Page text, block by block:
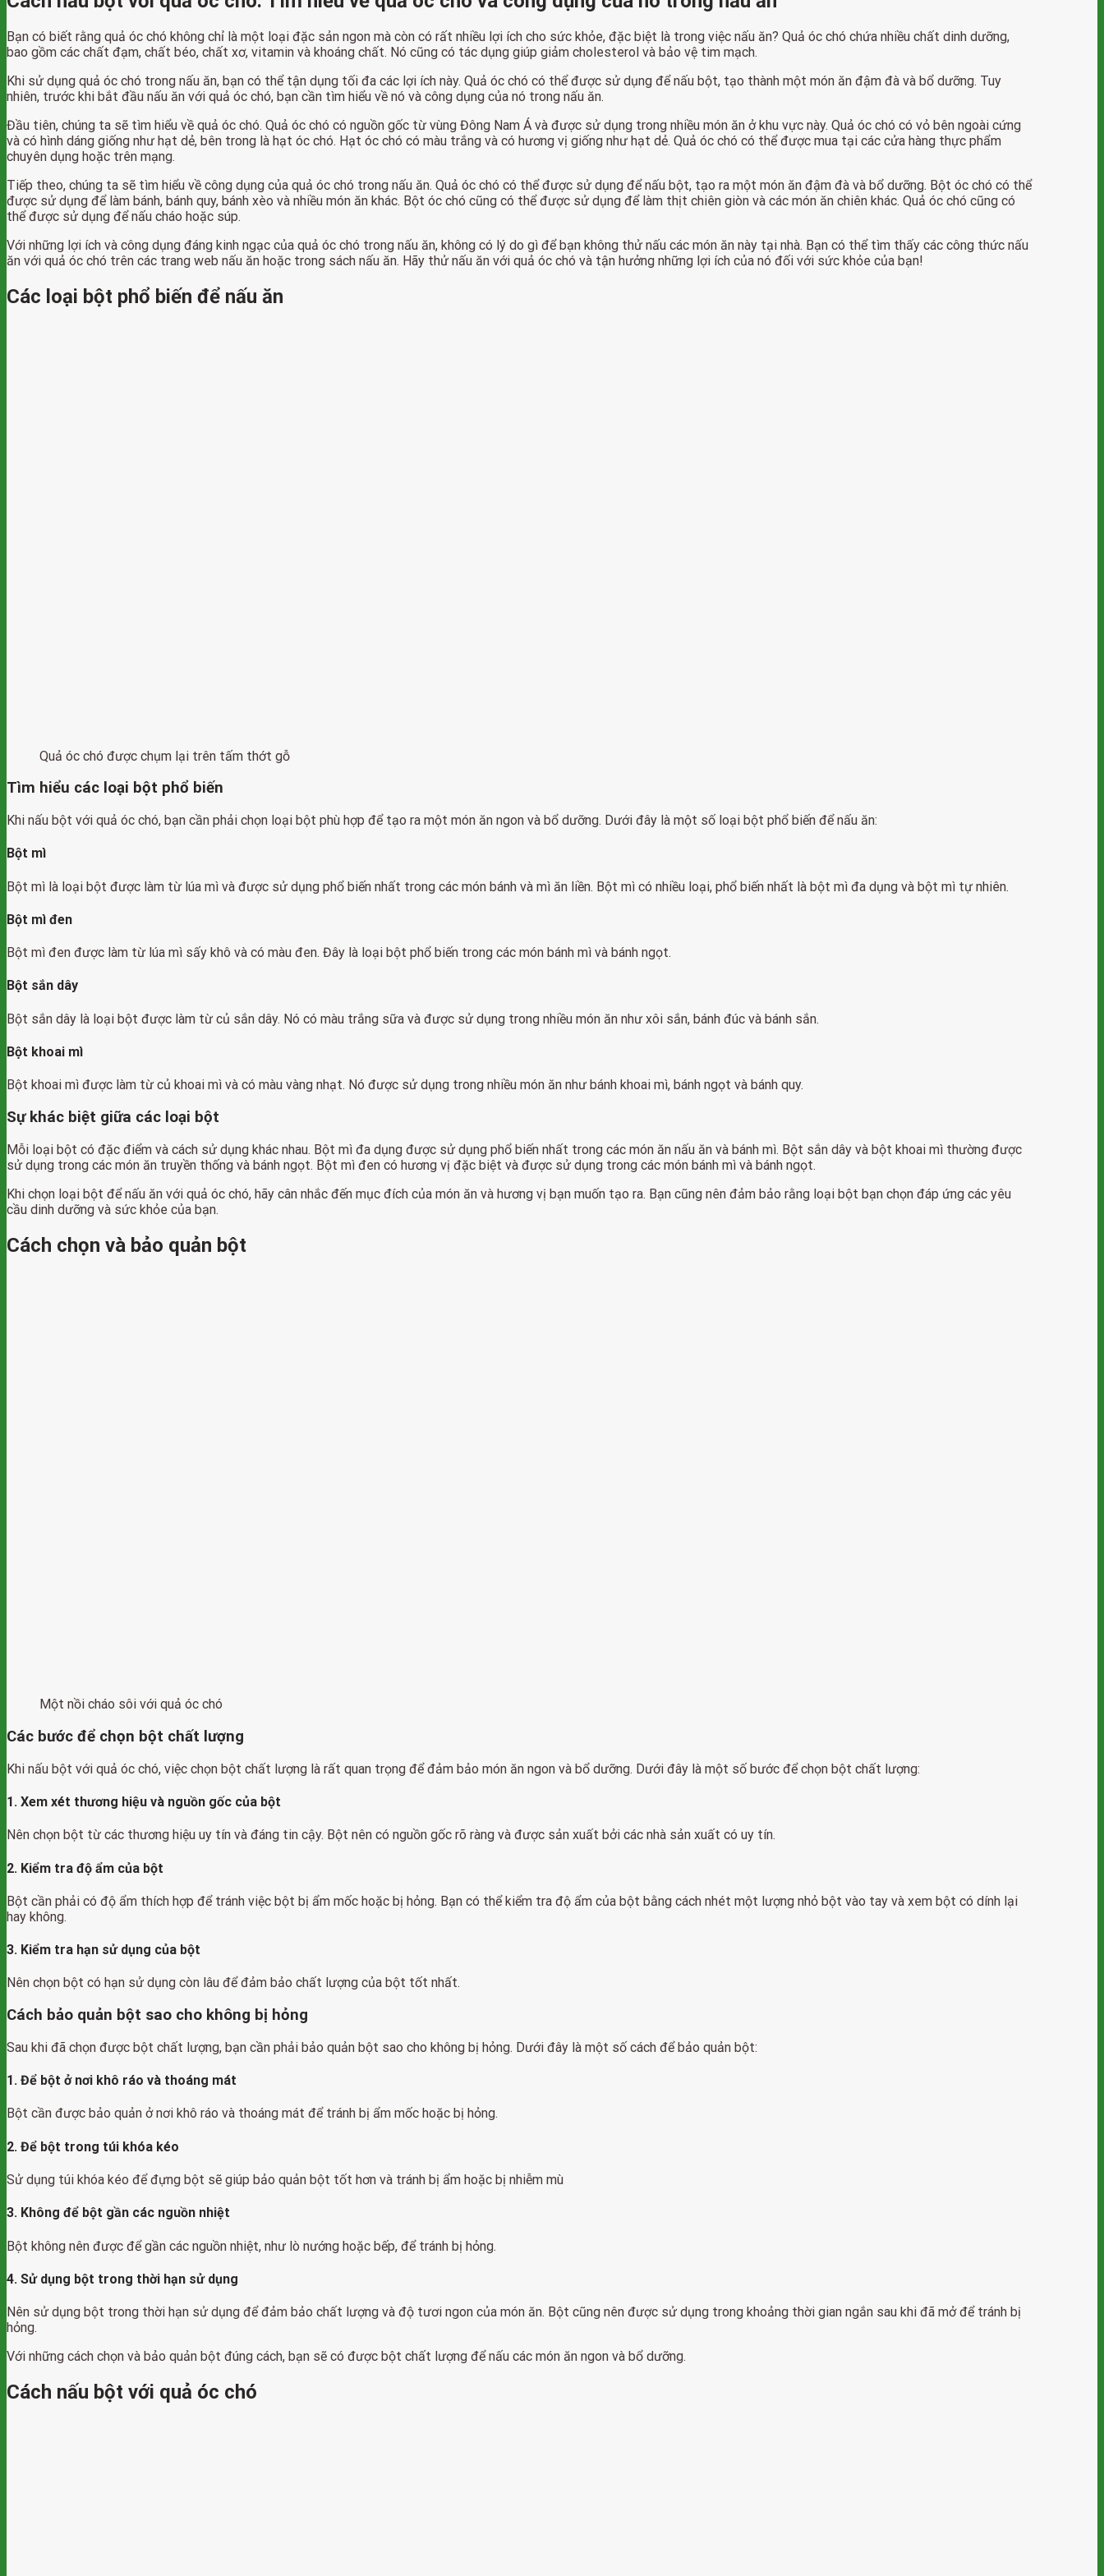
Bạn có biết rằng quả óc chó không chỉ là một loại đặc sản ngon mà còn có rất nhiều lợi ích cho sức khỏe, đặc biệt là trong việc nấu ăn? Quả óc chó chứa nhiều chất dinh dưỡng,
bao gồm các chất đạm, chất béo, chất xơ, vitamin và khoáng chất. Nó cũng có tác dụng giúp giảm cholesterol và bảo vệ tim mạch.
Khi sử dụng quả óc chó trong nấu ăn, bạn có thể tận dụng tối đa các lợi ích này. Quả óc chó có thể được sử dụng để nấu bột, tạo thành một món ăn đậm đà và bổ dưỡng. Tuy
nhiên, trước khi bắt đầu nấu ăn với quả óc chó, bạn cần tìm hiểu về nó và công dụng của nó trong nấu ăn.
Đầu tiên, chúng ta sẽ tìm hiểu về quả óc chó. Quả óc chó có nguồn gốc từ vùng Đông Nam Á và được sử dụng trong nhiều món ăn ở khu vực này. Quả óc chó có vỏ bên ngoài cứng
và có hình dáng giống như hạt dẻ, bên trong là hạt óc chó. Hạt óc chó có màu trắng và có hương vị giống như hạt dẻ. Quả óc chó có thể được mua tại các cửa hàng thực phẩm
chuyên dụng hoặc trên mạng.
Tiếp theo, chúng ta sẽ tìm hiểu về công dụng của quả óc chó trong nấu ăn. Quả óc chó có thể được sử dụng để nấu bột, tạo ra một món ăn đậm đà và bổ dưỡng. Bột óc chó có thể
được sử dụng để làm bánh, bánh quy, bánh xèo và nhiều món ăn khác. Bột óc chó cũng có thể được sử dụng để làm thịt chiên giòn và các món ăn chiên khác. Quả óc chó cũng có
thể được sử dụng để nấu cháo hoặc súp.
Với những lợi ích và công dụng đáng kinh ngạc của quả óc chó trong nấu ăn, không có lý do gì để bạn không thử nấu các món ăn này tại nhà. Bạn có thể tìm thấy các công thức nấu
ăn với quả óc chó trên các trang web nấu ăn hoặc trong sách nấu ăn. Hãy thử nấu ăn với quả óc chó và tận hưởng những lợi ích của nó đối với sức khỏe của bạn!
Các loại bột phổ biến để nấu ăn
Quả óc chó được chụm lại trên tấm thớt gỗ
Tìm hiểu các loại bột phổ biến
Khi nấu bột với quả óc chó, bạn cần phải chọn loại bột phù hợp để tạo ra một món ăn ngon và bổ dưỡng. Dưới đây là một số loại bột phổ biến để nấu ăn:
Bột mì
Bột mì là loại bột được làm từ lúa mì và được sử dụng phổ biến nhất trong các món bánh và mì ăn liền. Bột mì có nhiều loại, phổ biến nhất là bột mì đa dụng và bột mì tự nhiên.
Bột mì đen
Bột mì đen được làm từ lúa mì sấy khô và có màu đen. Đây là loại bột phổ biến trong các món bánh mì và bánh ngọt.
Bột sắn dây
Bột sắn dây là loại bột được làm từ củ sắn dây. Nó có màu trắng sữa và được sử dụng trong nhiều món ăn như xôi sắn, bánh đúc và bánh sắn.
Bột khoai mì
Bột khoai mì được làm từ củ khoai mì và có màu vàng nhạt. Nó được sử dụng trong nhiều món ăn như bánh khoai mì, bánh ngọt và bánh quy.
Sự khác biệt giữa các loại bột
Mỗi loại bột có đặc điểm và cách sử dụng khác nhau. Bột mì đa dụng được sử dụng phổ biến nhất trong các món ăn nấu ăn và bánh mì. Bột sắn dây và bột khoai mì thường được
sử dụng trong các món ăn truyền thống và bánh ngọt. Bột mì đen có hương vị đặc biệt và được sử dụng trong các món bánh mì và bánh ngọt.
Khi chọn loại bột để nấu ăn với quả óc chó, hãy cân nhắc đến mục đích của món ăn và hương vị bạn muốn tạo ra. Bạn cũng nên đảm bảo rằng loại bột bạn chọn đáp ứng các yêu
cầu dinh dưỡng và sức khỏe của bạn.
Cách chọn và bảo quản bột
Một nồi cháo sôi với quả óc chó
Các bước để chọn bột chất lượng
Khi nấu bột với quả óc chó, việc chọn bột chất lượng là rất quan trọng để đảm bảo món ăn ngon và bổ dưỡng. Dưới đây là một số bước để chọn bột chất lượng:
1. Xem xét thương hiệu và nguồn gốc của bột
Nên chọn bột từ các thương hiệu uy tín và đáng tin cậy. Bột nên có nguồn gốc rõ ràng và được sản xuất bởi các nhà sản xuất có uy tín.
2. Kiểm tra độ ẩm của bột
Bột cần phải có độ ẩm thích hợp để tránh việc bột bị ẩm mốc hoặc bị hỏng. Bạn có thể kiểm tra độ ẩm của bột bằng cách nhét một lượng nhỏ bột vào tay và xem bột có dính lại
hay không.
3. Kiểm tra hạn sử dụng của bột
Nên chọn bột có hạn sử dụng còn lâu để đảm bảo chất lượng của bột tốt nhất.
Cách bảo quản bột sao cho không bị hỏng
Sau khi đã chọn được bột chất lượng, bạn cần phải bảo quản bột sao cho không bị hỏng. Dưới đây là một số cách để bảo quản bột:
1. Để bột ở nơi khô ráo và thoáng mát
Bột cần được bảo quản ở nơi khô ráo và thoáng mát để tránh bị ẩm mốc hoặc bị hỏng.
2. Để bột trong túi khóa kéo
Sử dụng túi khóa kéo để đựng bột sẽ giúp bảo quản bột tốt hơn và tránh bị ẩm hoặc bị nhiễm mù
3. Không để bột gần các nguồn nhiệt
Bột không nên được để gần các nguồn nhiệt, như lò nướng hoặc bếp, để tránh bị hỏng.
4. Sử dụng bột trong thời hạn sử dụng
Nên sử dụng bột trong thời hạn sử dụng để đảm bảo chất lượng và độ tươi ngon của món ăn. Bột cũng nên được sử dụng trong khoảng thời gian ngắn sau khi đã mở để tránh bị
hỏng.
Với những cách chọn và bảo quản bột đúng cách, bạn sẽ có được bột chất lượng để nấu các món ăn ngon và bổ dưỡng.
Cách nấu bột với quả óc chó